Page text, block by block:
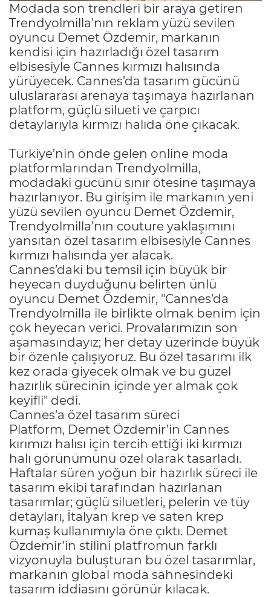
Modada son trendleri bir araya getiren
Trendyolmilla’nın reklam yüzü sevilen
oyuncu Demet Özdemir, markanın
kendisi için hazırladığı özel tasarım
elbisesiyle Cannes kırmızı halısında
yürüyecek. Cannes’da tasarım gücünü
uluslararası arenaya taşımaya hazırlanan
platform, güçlü silueti ve çarpıcı
detaylarıyla kırmızı halıda öne çıkacak.
Türkiye’nin önde gelen online moda
platformlarından Trendyolmilla,
modadaki gücünü sınır ötesine taşımaya
hazırlanıyor. Bu girişim ile markanın yeni
yüzü sevilen oyuncu Demet Özdemir,
Trendyolmilla’nın couture yaklaşımını
yansıtan özel tasarım elbisesiyle Cannes
kırmızı halısında yer alacak.
Cannes’daki bu temsil için büyük bir
heyecan duyduğunu belirten ünlü
oyuncu Demet Özdemir, "Cannes’da
Trendyolmilla ile birlikte olmak benim için
çok heyecan verici. Provalarımızın son
aşamasındayız; her detay üzerinde büyük
bir özenle çalışıyoruz. Bu özel tasarımı ilk
kez orada giyecek olmak ve bu güzel
hazırlık sürecinin içinde yer almak çok
keyifli" dedi.
Cannes’a özel tasarım süreci
Platform, Demet Özdemir’in Cannes
kırımızı halısı için tercih ettiği iki kırmızı
halı görünümünü özel olarak tasarladı.
Haftalar süren yoğun bir hazırlık süreci ile
tasarım ekibi tarafından hazırlanan
tasarımlar; güçlü siluetleri, pelerin ve tüy
detayları, İtalyan krep ve saten krep
kumaş kullanımıyla öne çıktı. Demet
Özdemir’in stilini platfromun farklı
vizyonuyla buluşturan bu özel tasarımlar,
markanın global moda sahnesindeki
tasarım iddiasını görünür kılacak.